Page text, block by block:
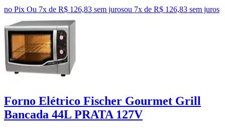
no Pix Ou 7x de R$ 126,83 sem jurosou 7x de R$ 126,83 sem juros
Forno Elétrico Fischer Gourmet Grill
Bancada 44L PRATA 127V